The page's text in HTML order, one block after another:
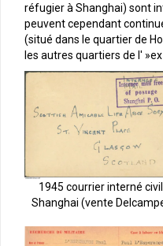
réfugier à Shanghai) sont
peuvent cependant
(situé dans le quartier de
les autres quartiers de l'
1945 courrier interné civil
Shanghai (vente